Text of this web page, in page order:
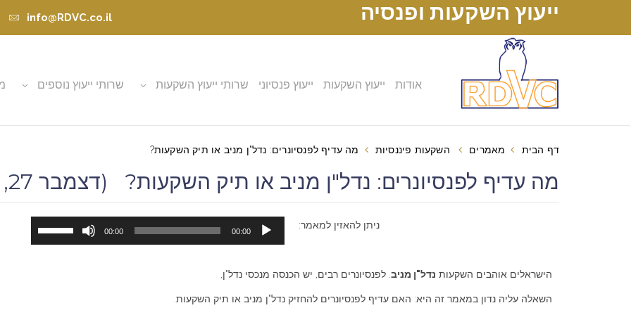
ייעוץ השקעות ופנסיה info@RDVC.co.il
אודות ייעוץ השקעות ייעוץ פנסיוני שרותי ייעוץ השקעות שרותי ייעוץ נוספים
דף הבית מאמרים השקעות פיננסיות מה עדיף לפנסיונרים: נדל"ן מניב או תיק השקעות?
מה עדיף לפנסיונרים: נדל"ן מניב או תיק השקעות? (דצמבר 27, 2023)
ניתן להאזין למאמר:
00:00
00:00
הישראלים אוהבים השקעות נדל"ן מניב . לפנסיונרים רבים, יש הכנסה מנכסי נדל"ן,
השאלה עליה נדון במאמר זה היא: האם עדיף לפנסיונרים להחזיק נדל"ן מניב או תיק השקעות.